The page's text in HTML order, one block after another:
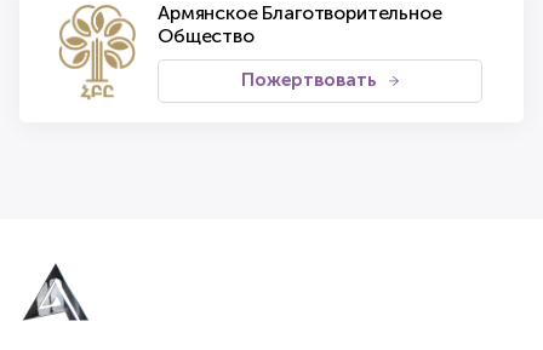
Армянское Благотворительное
Общество
Пожертвовать